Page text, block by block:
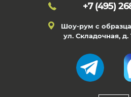
+7 (495)
Шоу-рум с
ул. Складочная, д.